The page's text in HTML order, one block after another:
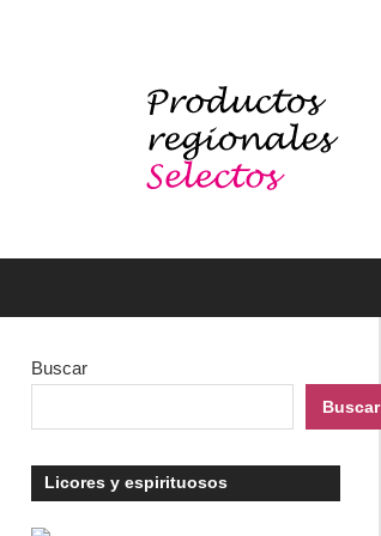
Buscar
Buscar
Licores y espirituosos